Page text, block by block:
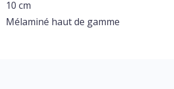
10 cm
Mélaminé haut de gamme